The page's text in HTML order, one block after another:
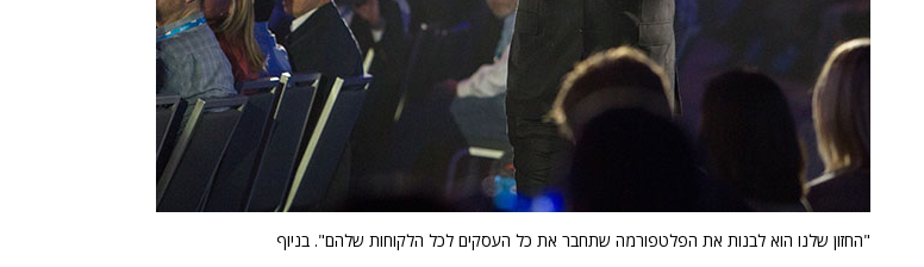
"החזון שלנו הוא לבנות את הפלטפורמה שתחבר את כל העסקים לכל הלקוחות שלהם". בניוף